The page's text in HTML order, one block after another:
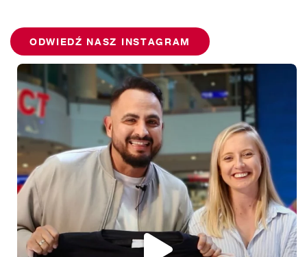
KATOWICE
SILESIA CITY CENTER, poziom +1
ul. Chorzowska 107
40-101 Katowice
EGURROLA DANCE STUDIO
KRAKÓW
GALERIA KAZIMIERZ
Ul. Podgórska 34
31-536 Kraków
WYBIERZ
EGURROLA DANCE STUDIO
ŁÓDŹ
MANUFAKTURA, poziom +2
ul. Drewnowska 58
91-002 Łódź
WYBIERZ
ODWIEDŹ NASZ INSTAGRAM